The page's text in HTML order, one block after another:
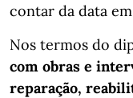
contar da data
Nos termos do
com obras e
reparação,